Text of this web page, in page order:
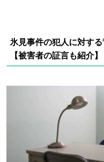
氷見事件の犯人に対す
【被害者の証言も紹介】